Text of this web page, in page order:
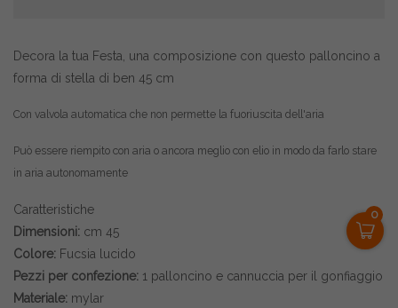
0
Decora la tua Festa, una composizione con questo palloncino a
forma di stella di ben 45 cm
Con valvola automatica che non permette la fuoriuscita dell'aria
Può essere riempito con aria o ancora meglio con elio in modo da farlo stare
in aria autonomamente
Caratteristiche
Dimensioni: cm 45
Colore: Fucsia lucido
Pezzi per confezione: 1 palloncino e cannuccia per il gonfiaggio
Materiale: mylar